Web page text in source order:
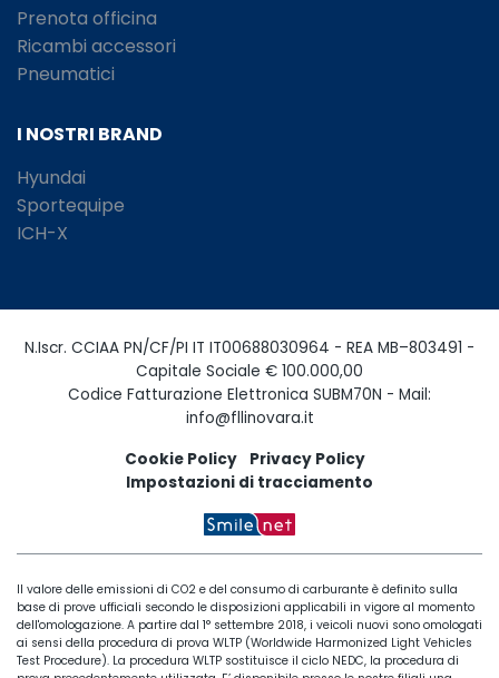
Prenota officina
Ricambi accessori
Pneumatici
I NOSTRI BRAND
Hyundai
Sportequipe
ICH-X
N.Iscr. CCIAA PN/CF/PI IT IT00688030964 - REA MB–803491 -
Capitale Sociale € 100.000,00
Codice Fatturazione Elettronica SUBM70N - Mail:
info@fllinovara.it
Cookie Policy
Privacy Policy
Impostazioni di tracciamento
Il valore delle emissioni di CO2 e del consumo di carburante è definito sulla
base di prove ufficiali secondo le disposizioni applicabili in vigore al momento
dell'omologazione. A partire dal 1° settembre 2018, i veicoli nuovi sono omologati
ai sensi della procedura di prova WLTP (Worldwide Harmonized Light Vehicles
Test Procedure). La procedura WLTP sostituisce il ciclo NEDC, la procedura di